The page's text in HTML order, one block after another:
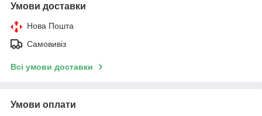
Умови доставки
Нова Пошта
Самовивіз
Всі умови доставки
Умови оплати